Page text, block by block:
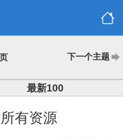
下一个主题
最新100
有资源